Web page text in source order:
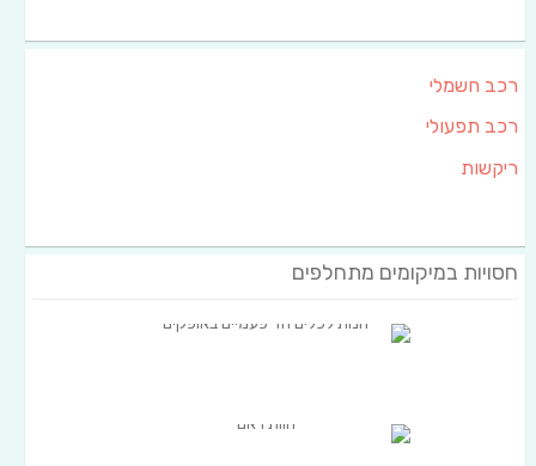
רכב חשמלי
רכב תפעולי
ריקשות
חסויות במיקומים מתחלפים